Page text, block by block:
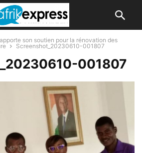
son soutien pour la rénovation des
Screenshot_20230610-001807
001807